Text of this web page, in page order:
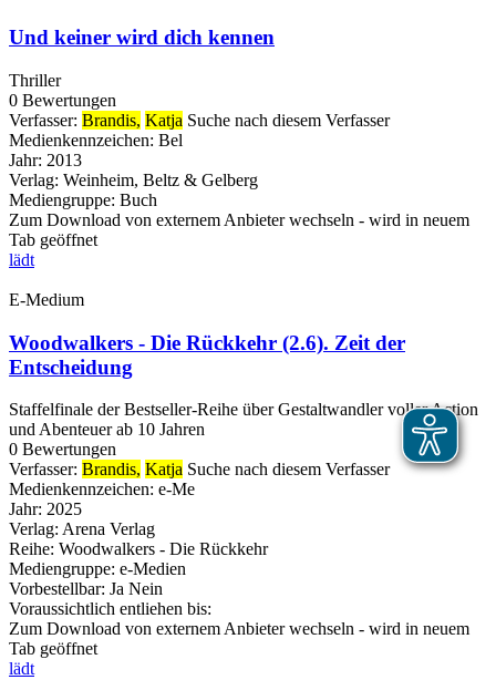
Und keiner wird dich kennen
Thriller
0 Bewertungen
Verfasser: Brandis, Katja Suche nach diesem Verfasser
Medienkennzeichen: Bel
Jahr: 2013
Verlag: Weinheim, Beltz & Gelberg
Mediengruppe: Buch
Zum Download von externem Anbieter wechseln - wird in neuem
Tab geöffnet
lädt
E-Medium
Woodwalkers - Die Rückkehr (2.6). Zeit der
Entscheidung
Staffelfinale der Bestseller-Reihe über Gestaltwandler voller Action
und Abenteuer ab 10 Jahren
0 Bewertungen
Verfasser: Brandis, Katja Suche nach diesem Verfasser
Medienkennzeichen: e-Me
Jahr: 2025
Verlag: Arena Verlag
Reihe: Woodwalkers - Die Rückkehr
Mediengruppe: e-Medien
Vorbestellbar: Ja Nein
Voraussichtlich entliehen bis:
Zum Download von externem Anbieter wechseln - wird in neuem
Tab geöffnet
lädt